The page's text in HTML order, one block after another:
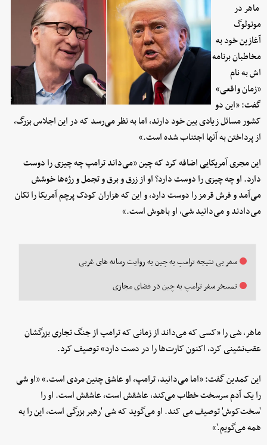
ماهر در
مونولوگ
آغازین خود به
مخاطبان برنامه
اش به نام
«زمان واقعی»
گفت: «این دو
کشور مسائل زیادی بین خود دارند، اما به نظر می‌رسد که در این اجلاس بزرگ،
از پرداختن به آنها اجتناب شده است.»
این مجری آمریکایی اضافه کرد که چین «می‌داند ترامپ چه چیزی را دوست
دارد. او چه چیزی را دوست دارد؟ او از زرق و برق و تجمل و رژه‌ها خوشش
می‌آمد و فرش قرمز را دوست دارد، و این که هزاران کودک پرچم آمریکا را تکان
می‌دادند و می‌دانید شی، او باهوش است.»
سفر بی نتیجه ترامپ به چین به روایت رسانه های غربی
تمسخر سفر ترامپ به چین در فضای مجازی
ماهر، شی را «کسی که می‌داند از زمانی که ترامپ از جنگ تجاری بزرگشان
عقب‌نشینی کرد، اکنون کارت‌ها را در دست دارد» توصیف کرد.
این کمدین گفت: «اما می‌دانید، ترامپ، او عاشق چنین مردی است.» «او شی
را یک آدم سرسخت خطاب می‌کند، عاشقش است، عاشقش است. او را
'سخت‌کوش' توصیف می کند. او می‌گوید که شی 'رهبر بزرگی است، این را به
همه می‌گویم.'»